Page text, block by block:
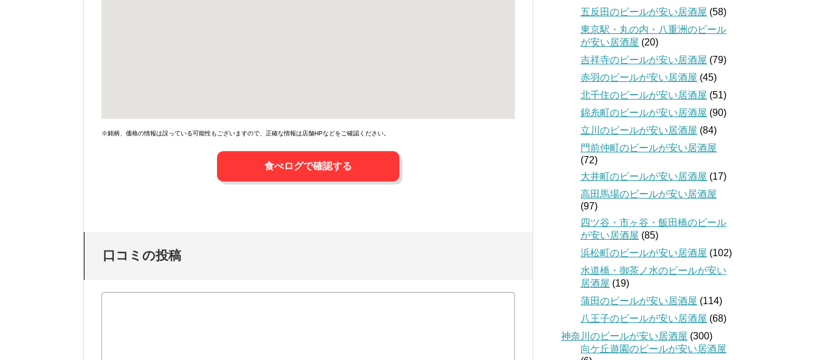
※銘柄、価格の情報は誤っている可能性もございますので、正確な情報は店舗HPなどをご確認ください。
食べログで確認する
口コミの投稿
五反田のビールが安い居酒屋 (58)
東京駅・丸の内・八重洲のビール
が安い居酒屋 (20)
吉祥寺のビールが安い居酒屋 (79)
赤羽のビールが安い居酒屋 (45)
北千住のビールが安い居酒屋 (51)
錦糸町のビールが安い居酒屋 (90)
立川のビールが安い居酒屋 (84)
門前仲町のビールが安い居酒屋
(72)
大井町のビールが安い居酒屋 (17)
高田馬場のビールが安い居酒屋
(97)
四ツ谷・市ヶ谷・飯田橋のビール
が安い居酒屋 (85)
浜松町のビールが安い居酒屋 (102)
水道橋・御茶ノ水のビールが安い
居酒屋 (19)
蒲田のビールが安い居酒屋 (114)
八王子のビールが安い居酒屋 (68)
神奈川のビールが安い居酒屋 (300)
向ケ丘遊園のビールが安い居酒屋